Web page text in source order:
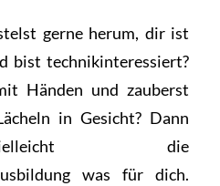
gerne herum, dir ist
bist technikinteressiert?
Händen und zauberst
in Gesicht? Dann
die
was für dich.